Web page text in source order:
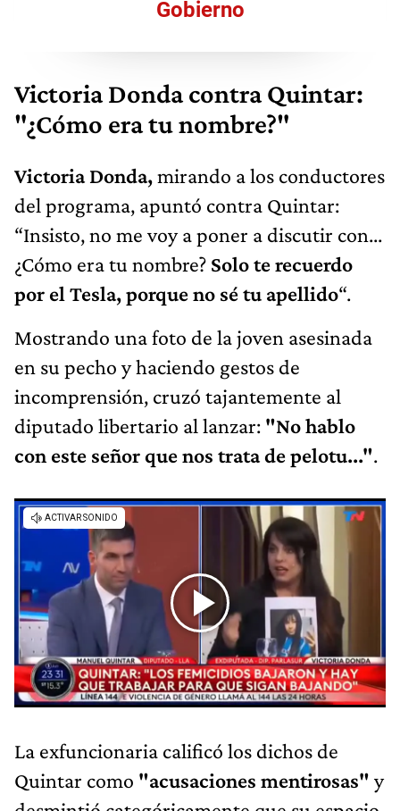
Gobierno
Victoria Donda contra Quintar:
"¿Cómo era tu nombre?"
Victoria Donda,mirando a los conductores
del programa, apuntó contra Quintar:
“Insisto, no me voy a poner a discutir con...
¿Cómo era tu nombre? Solo te recuerdo
por el Tesla, porque no sé tu apellido“.
Mostrando una foto de la joven asesinada
en su pecho y haciendo gestos de
incomprensión, cruzó tajantemente al
diputado libertario al lanzar: "No hablo
con este señor que nos trata de pelotu...".
La exfuncionaria calificó los dichos de
Quintar como "acusaciones mentirosas" y